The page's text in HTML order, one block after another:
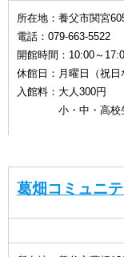
所在地：養父市関宮
電話：079-663-5522
開館時間：10:00～
休館日：月曜日（祝
入館料：大人300円
小・中・高校
葛畑コミュニ